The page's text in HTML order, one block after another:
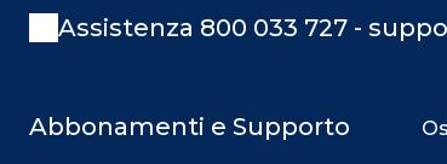
Assistenza 800 033 727 -
Abbonamenti e Supporto